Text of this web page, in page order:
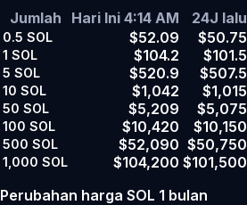
Jumlah
Hari Ini 4:14 AM 24J lalu
0.5 SOL $52.09 $50.75
1 SOL $104.2 $101.5
5 SOL $520.9 $507.5
10 SOL $1,042 $1,015
50 SOL $5,209 $5,075
100 SOL $10,420 $10,150
500 SOL $52,090 $50,750
1,000 SOL $104,200 $101,500
Perubahan harga SOL 1 bulan